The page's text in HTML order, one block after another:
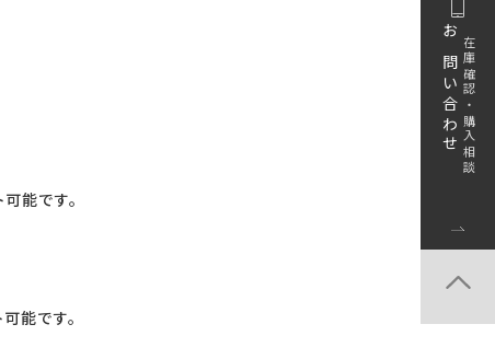
能です。
能です。
お問い合わせ在庫確認・購入相談